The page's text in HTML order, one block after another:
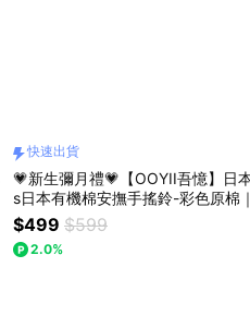
快速出貨
💗新生彌月禮💗【OOYII吾憶】日
s日本有機棉安撫手搖鈴-彩色原棉
月禮、懷孕禮｜【快速出貨】
$499 $599
2.0%